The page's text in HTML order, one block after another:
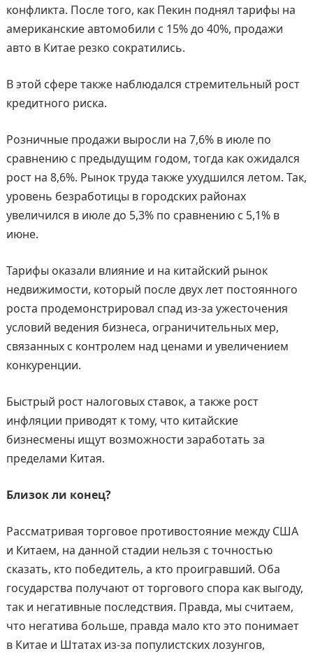
конфликта. После того, как Пекин поднял тарифы на
американские автомобили с 15% до 40%, продажи
авто в Китае резко сократились.
В этой сфере также наблюдался стремительный рост
кредитного риска.
Розничные продажи выросли на 7,6% в июле по
сравнению с предыдущим годом, тогда как ожидался
рост на 8,6%. Рынок труда также ухудшился летом. Так,
уровень безработицы в городских районах
увеличился в июле до 5,3% по сравнению с 5,1% в
июне.
Тарифы оказали влияние и на китайский рынок
недвижимости, который после двух лет постоянного
роста продемонстрировал спад из-за ужесточения
условий ведения бизнеса, ограничительных мер,
связанных с контролем над ценами и увеличением
конкуренции.
Быстрый рост налоговых ставок, а также рост
инфляции приводят к тому, что китайские
бизнесмены ищут возможности заработать за
пределами Китая.
Близок ли конец?
Рассматривая торговое противостояние между США
и Китаем, на данной стадии нельзя с точностью
сказать, кто победитель, а кто проигравший. Оба
государства получают от торгового спора как выгоду,
так и негативные последствия. Правда, мы считаем,
что негатива больше, правда мало кто это понимает
в Китае и Штатах из-за популистских лозунгов,